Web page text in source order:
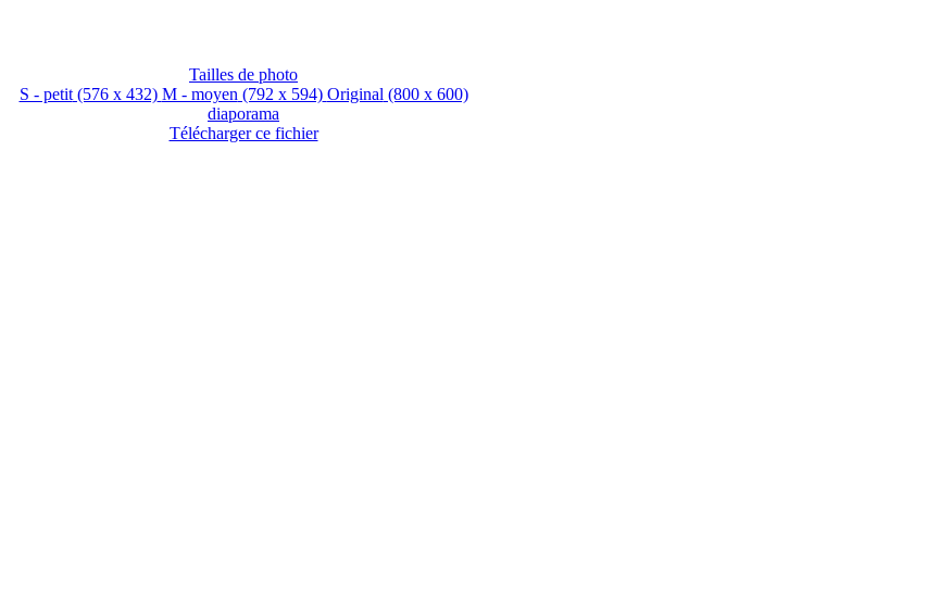
Tailles de photo
S - petit(576 x 432) M - moyen (792 x 594) Original (800 x 600)
diaporama
Télécharger ce fichier